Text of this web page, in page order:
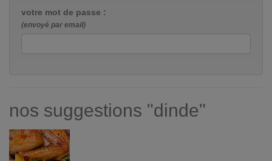
votre mot de passe :
(envoyé par email)
nos suggestions "dinde"